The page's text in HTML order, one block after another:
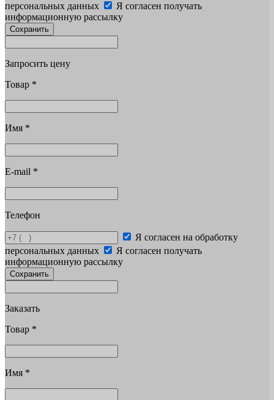
персональных данных
Я согласен получать
информационную рассылку
Сохранить
Запросить цену
Товар *
Имя *
E-mail *
Телефон
Я согласен на обработку
персональных данных
Я согласен получать
информационную рассылку
Сохранить
Заказать
Товар *
Имя *